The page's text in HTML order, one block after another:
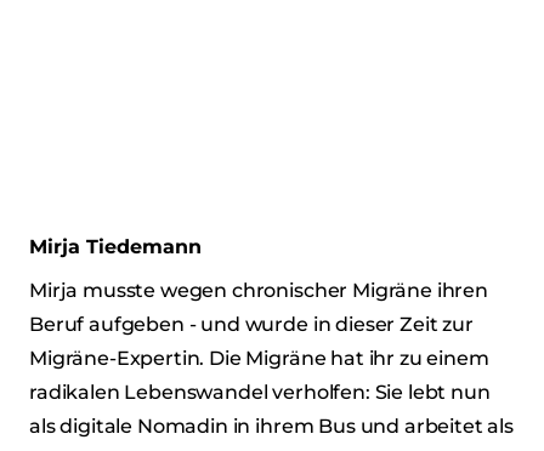
Mirja Tiedemann
Mirja musste wegen chronischer Migräne ihren
Beruf aufgeben - und wurde in dieser Zeit zur
Migräne-Expertin. Die Migräne hat ihr zu einem
radikalen Lebenswandel verholfen: Sie lebt nun
als digitale Nomadin in ihrem Bus und arbeitet als